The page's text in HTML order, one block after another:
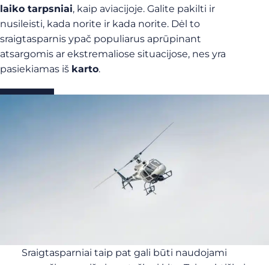
laiko tarpsniai, kaip aviacijoje. Galite pakilti ir
nusileisti, kada norite ir kada norite. Dėl to
sraigtasparnis ypač populiarus aprūpinant
atsargomis ar ekstremaliose situacijose, nes yra
pasiekiamas iš karto.
Sraigtasparniai taip pat gali būti naudojami